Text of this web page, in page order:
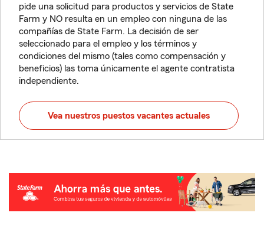
pide una solicitud para productos y servicios de State
Farm y NO resulta en un empleo con ninguna de las
compañías de State Farm. La decisión de ser
seleccionado para el empleo y los términos y
condiciones del mismo (tales como compensación y
beneficios) las toma únicamente el agente contratista
independiente.
Vea nuestros puestos vacantes actuales